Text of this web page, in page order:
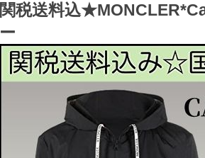
関税送料込
ー